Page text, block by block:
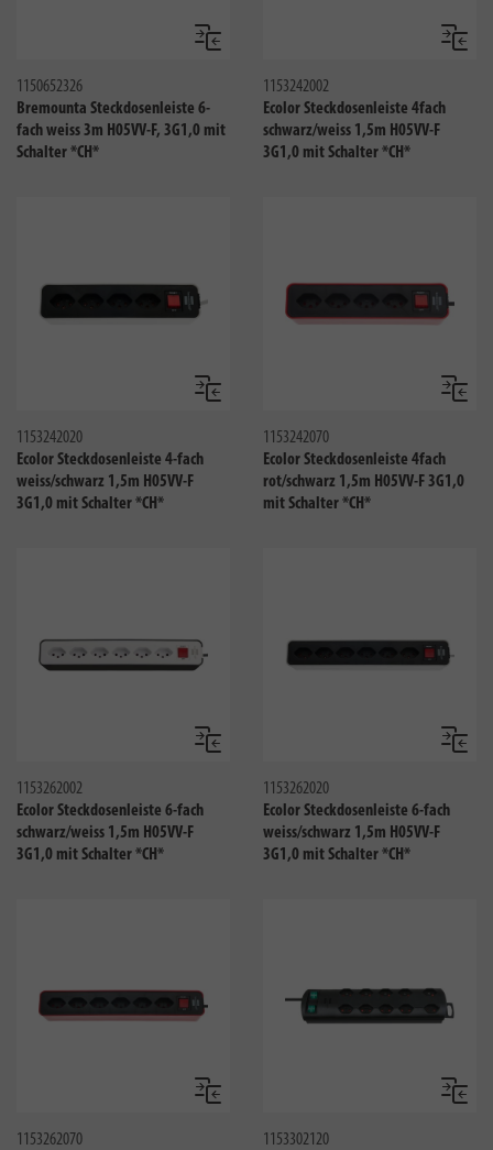
Vergleichen
1150652326
Bremounta Steckdosenleiste 6-
fach weiss 3m H05VV-F, 3G1,0 mit
Schalter *CH*
1153242002
Ecolor Steckdosenleiste 4fach
schwarz/weiss 1,5m H05VV-F
3G1,0 mit Schalter *CH*
Vergleichen
1153242020
Ecolor Steckdosenleiste 4-fach
weiss/schwarz 1,5m H05VV-F
3G1,0 mit Schalter *CH*
1153242070
Ecolor Steckdosenleiste 4fach
rot/schwarz 1,5m H05VV-F 3G1,0
mit Schalter *CH*
Vergleichen
1153262002
Ecolor Steckdosenleiste 6-fach
schwarz/weiss 1,5m H05VV-F
3G1,0 mit Schalter *CH*
1153262020
Ecolor Steckdosenleiste 6-fach
weiss/schwarz 1,5m H05VV-F
3G1,0 mit Schalter *CH*
Vergleichen
1153262070
1153302120